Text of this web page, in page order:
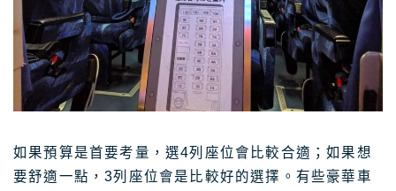
如果預算是首要考量，選4列座位會比較合適；如果想
要舒適一點，3列座位會是比較好的選擇。有些豪華車